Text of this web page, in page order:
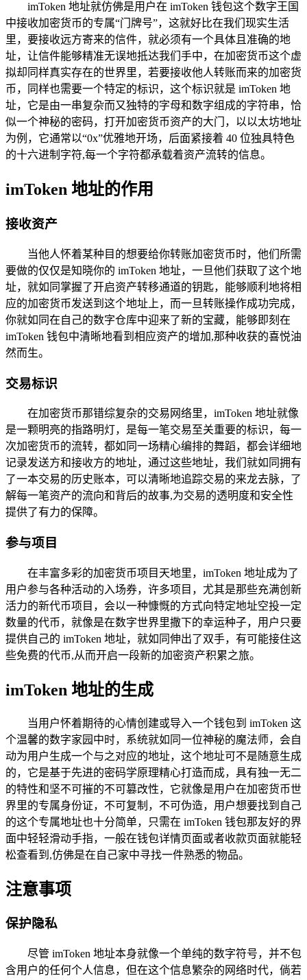
imToken 地址就仿佛是用户在 imToken 钱包这个数字王国
中接收加密货币的专属“门牌号”，这就好比在我们现实生活
里，要接收远方寄来的信件，就必须有一个具体且准确的地
址，让信件能够精准无误地抵达我们手中，在加密货币这个虚
拟却同样真实存在的世界里，若要接收他人转账而来的加密货
币，同样也需要一个特定的标识，这个标识就是 imToken 地
址，它是由一串复杂而又独特的字母和数字组成的字符串，恰
似一个神秘的密码，打开加密货币资产的大门，以以太坊地址
为例，它通常以“0x”优雅地开场，后面紧接着 40 位独具特色
的十六进制字符,每一个字符都承载着资产流转的信息。
imToken 地址的作用
接收资产
当他人怀着某种目的想要给你转账加密货币时，他们所需
要做的仅仅是知晓你的 imToken 地址，一旦他们获取了这个地
址，就如同掌握了开启资产转移通道的钥匙，能够顺利地将相
应的加密货币发送到这个地址上，而一旦转账操作成功完成，
你就如同在自己的数字仓库中迎来了新的宝藏，能够即刻在
imToken 钱包中清晰地看到相应资产的增加,那种收获的喜悦油
然而生。
交易标识
在加密货币那错综复杂的交易网络里，imToken 地址就像
是一颗明亮的指路明灯，是每一笔交易至关重要的标识，每一
次加密货币的流转，都如同一场精心编排的舞蹈，都会详细地
记录发送方和接收方的地址，通过这些地址，我们就如同拥有
了一本交易的历史账本，可以清晰地追踪交易的来龙去脉，了
解每一笔资产的流向和背后的故事,为交易的透明度和安全性
提供了有力的保障。
参与项目
在丰富多彩的加密货币项目天地里，imToken 地址成为了
用户参与各种活动的入场券，许多项目，尤其是那些充满创新
活力的新代币项目，会以一种慷慨的方式向特定地址空投一定
数量的代币，就像是在数字世界里撒下的幸运种子，用户只要
提供自己的 imToken 地址，就如同伸出了双手，有可能接住这
些免费的代币,从而开启一段新的加密资产积累之旅。
imToken 地址的生成
当用户怀着期待的心情创建或导入一个钱包到 imToken 这
个温馨的数字家园中时，系统就如同一位神秘的魔法师，会自
动为用户生成一个与之对应的地址，这个地址可不是随意生成
的，它是基于先进的密码学原理精心打造而成，具有独一无二
的特性和坚不可摧的不可篡改性，它就像是用户在加密货币世
界里的专属身份证，不可复制，不可伪造，用户想要找到自己
的这个专属地址也十分简单，只需在 imToken 钱包那友好的界
面中轻轻滑动手指，一般在钱包详情页面或者收款页面就能轻
松查看到,仿佛是在自己家中寻找一件熟悉的物品。
注意事项
保护隐私
尽管 imToken 地址本身就像一个单纯的数字符号，并不包
含用户的任何个人信息，但在这个信息繁杂的网络时代，倘若